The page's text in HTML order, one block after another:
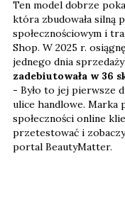
Ten model dobrze
która zbudowała silną
społecznościowym i
Shop. W 2025 r.
jednego dnia
zadebiutowała w 36
- Było to jej pierwsze
ulice handlowe. Marka
społeczności online
przetestować i
portal BeautyMatter.